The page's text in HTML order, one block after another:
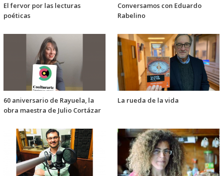
El fervor por las lecturas
poéticas
Conversamos con Eduardo
Rabelino
60 aniversario de Rayuela, la
obra maestra de Julio Cortázar
La rueda de la vida